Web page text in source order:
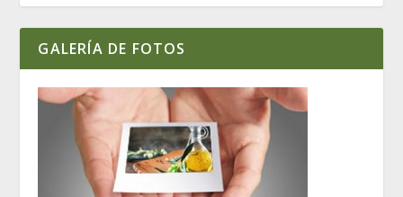
GALERÍA DE FOTOS